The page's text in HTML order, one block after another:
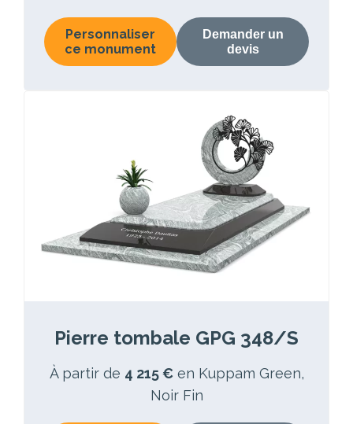
Personnaliser
ce monument
Demander un
devis
Pierre tombale GPG 348/S
À partir de 4 215 € en Kuppam Green,
Noir Fin